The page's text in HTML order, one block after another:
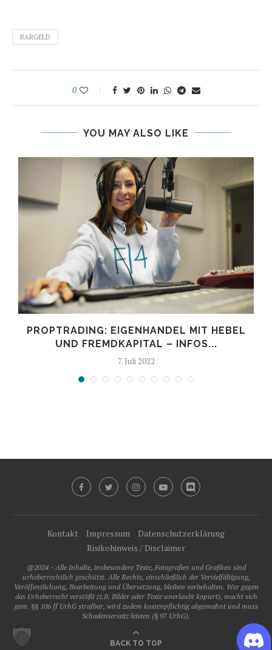
BARGELD
0
YOU MAY ALSO LIKE
PROPTRADING: EIGENHANDEL MIT HEBEL
UND FREMDKAPITAL – INFOS...
7. Juli 2022
Kontakt Impressum
Datenschutzerklärung
Risikohinweis / Disclaimer
@2024 - Alle Inhalte, insbesondere Texte, Fotografien und Grafiken sind
urheberrechtlich geschützt. Alle Rechte, einschließlich der Vervielfältigung,
Veröffentlichung, Bearbeitung und Übersetzung, bleiben vorbehalten. Wer gegen
das Urheberrecht verstößt (z.B. Bilder oder Texte unerlaubt kopiert), macht sich
gem. §§ 106 ff UrhG strafbar, wird zudem kostenpflichtig abgemahnt und muss
Schadensersatz leisten (§ 97 UrhG).
BACK TO TOP